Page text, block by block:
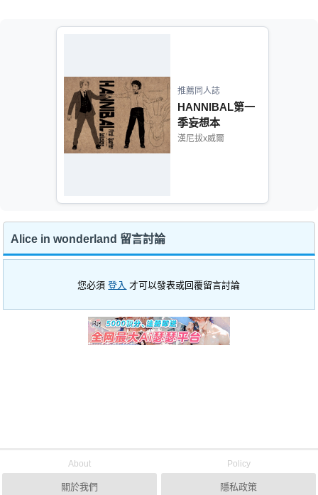
推薦同人誌
HANNIBAL第一
季妄想本
漢尼拔x威爾
Alice in wonderland 留言討論
您必須登入 才可以發表或回覆留言討論
About
關於我們
Policy
隱私政策